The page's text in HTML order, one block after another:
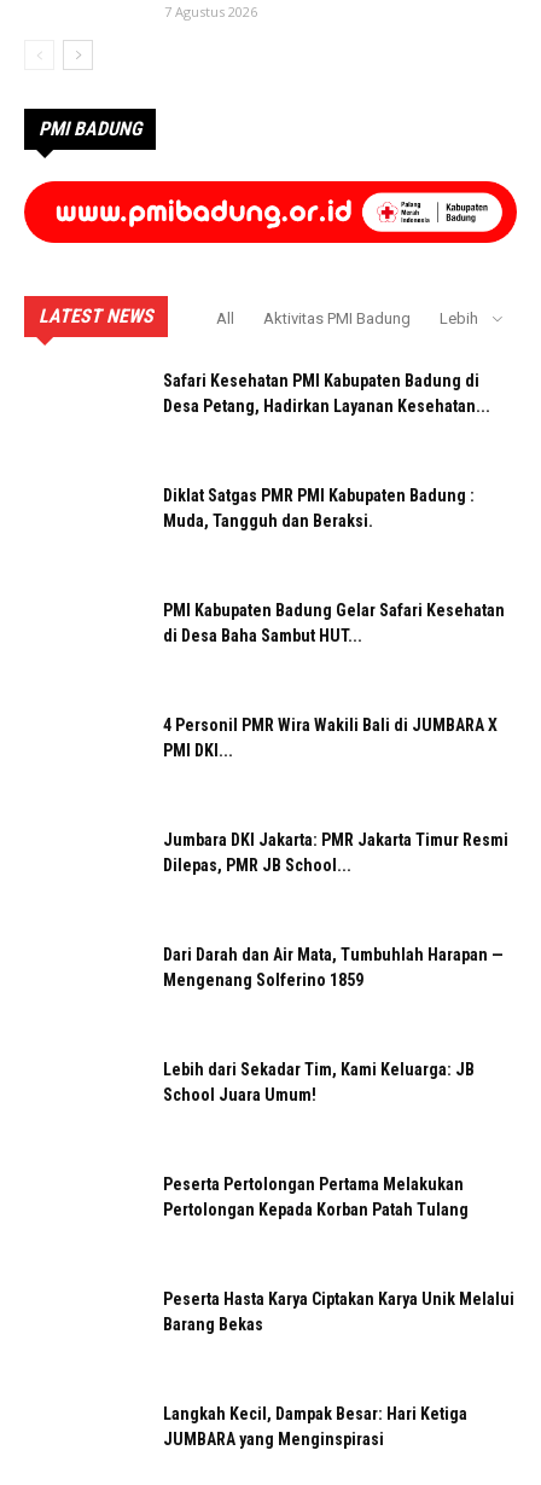
7 Agustus 2026
PMI BADUNG
LATEST NEWS All Aktivitas PMI Badung Lebih
Safari Kesehatan PMI Kabupaten Badung di
Desa Petang, Hadirkan Layanan Kesehatan...
Diklat Satgas PMR PMI Kabupaten Badung :
Muda, Tangguh dan Beraksi.
PMI Kabupaten Badung Gelar Safari Kesehatan
di Desa Baha Sambut HUT...
4 Personil PMR Wira Wakili Bali di JUMBARA X
PMI DKI...
Jumbara DKI Jakarta: PMR Jakarta Timur Resmi
Dilepas, PMR JB School...
Dari Darah dan Air Mata, Tumbuhlah Harapan —
Mengenang Solferino 1859
Lebih dari Sekadar Tim, Kami Keluarga: JB
School Juara Umum!
Peserta Pertolongan Pertama Melakukan
Pertolongan Kepada Korban Patah Tulang
Peserta Hasta Karya Ciptakan Karya Unik Melalui
Barang Bekas
Langkah Kecil, Dampak Besar: Hari Ketiga
JUMBARA yang Menginspirasi